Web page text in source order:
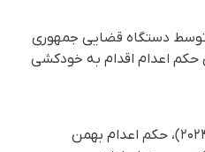
توسط دستگاه قضایی جمهوری
حکم اعدام اقدام به خودکشی
براساس گزارش رسیده به سازمان حقوق بشری هه‌نگاو، بامداد روز یکشنبه ۲۹ مهرماه ۱۴۰۳ (۲۰ اکتبر ۲۰۲۴)، حکم اعدام بهمن